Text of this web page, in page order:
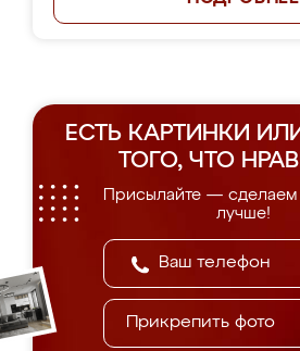
ЕСТЬ КАРТИНКИ
ТОГО, ЧТО
Присылайте —
лучше!
Прикрепить фото